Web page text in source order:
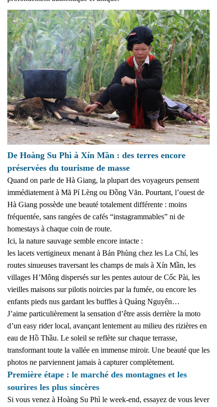
De Hoàng Su Phì à Xín Mần : des terres encore
préservées du tourisme de masse
Quand on parle de Hà Giang, la plupart des voyageurs pensent
immédiatement à Mã Pí Lèng ou Đồng Văn. Pourtant, l’ouest de
Hà Giang possède une beauté totalement différente : moins
fréquentée, sans rangées de cafés “instagrammables” ni de
homestays à chaque coin de route.
Ici, la nature sauvage semble encore intacte :
les lacets vertigineux menant à Bản Phùng chez les La Chí, les
routes sinueuses traversant les champs de maïs à Xín Mần, les
villages H’Mông dispersés sur les pentes autour de Cốc Pài, les
vieilles maisons sur pilotis noircies par la fumée, ou encore les
enfants pieds nus gardant les buffles à Quảng Nguyên…
J’aime particulièrement la sensation d’être assis derrière la moto
d’un easy rider local, avançant lentement au milieu des rizières en
eau de Hồ Thầu. Le soleil se reflète sur chaque terrasse,
transformant toute la vallée en immense miroir. Une beauté que les
photos ne parviennent jamais à capturer complètement.
Première étape : le marché des montagnes et les
sourires les plus sincères
Si vous venez à Hoàng Su Phì le week-end, essayez de vous lever